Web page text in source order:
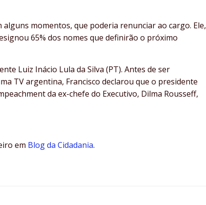
momentos, que poderia renunciar ao cargo. Ele,
65% dos nomes que definirão o próximo
Luiz Inácio Lula da Silva (PT). Antes de ser
TV argentina, Francisco declarou que o presidente
da ex-chefe do Executivo, Dilma Rousseff,
em Blog da Cidadania.